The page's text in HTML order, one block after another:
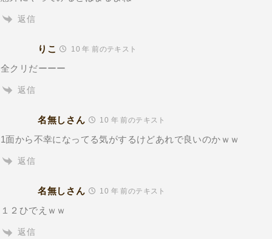
返信
りこ 10 年 前のテキスト
全クリだーーー
返信
名無しさん 10 年 前のテキスト
1面から不幸になってる気がするけどあれで良いのかｗｗ
返信
名無しさん 10 年 前のテキスト
１２ひでえｗｗ
返信